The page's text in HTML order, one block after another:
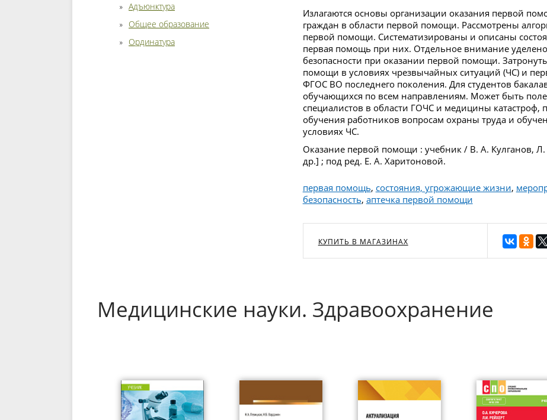
Адъюнктура
Общее образование
Ординатура
Излагаются основы организации оказания первой
граждан в области первой помощи. Рассмотрены
первой помощи. Систематизированы и описаны
первая помощь при них. Отдельное внимание
безопасности при оказании первой помощи.
помощи в условиях чрезвычайных ситуаций (ЧС) и
ФГОС ВО последнего поколения. Для студентов
обучающихся по всем направлениям. Может быть
специалистов в области ГОЧС и медицины катастроф,
обучения работников вопросам охраны труда и
условиях ЧС.
Оказание первой помощи : учебник / В. А. Кулганов,
др.] ; под ред. Е. А. Харитоновой.
первая помощь, состояния, угрожающие жизни,
безопасность, аптечка первой помощи
КУПИТЬ В МАГАЗИНАХ
Медицинские науки. Здравоохранение